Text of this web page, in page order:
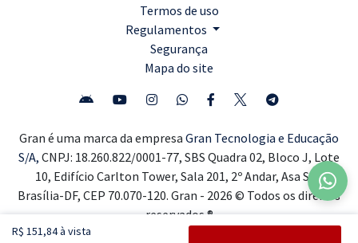
R$ 151,84 à vista
Termos de uso
Regulamentos
Segurança
Mapa do site
Gran é uma marca da empresa Gran Tecnologia e Educação
S/A, CNPJ: 18.260.822/0001-77, SBS Quadra 02, Bloco J, Lote
10, Edifício Carlton Tower, Sala 201, 2º Andar, Asa Sul,
Brasília-DF, CEP 70.070-120. Gran - 2026 © Todos os direitos
reservados ®